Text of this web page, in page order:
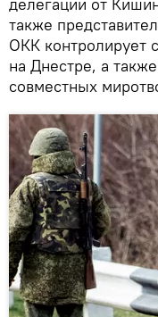
также
ОКК контролирует
на Днестре, а
совместных